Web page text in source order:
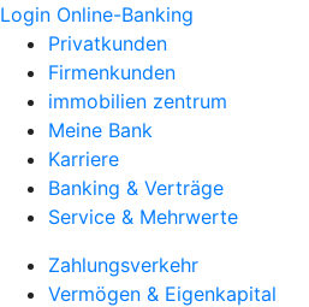
Login Online-Banking
Privatkunden
Firmenkunden
immobilien zentrum
Meine Bank
Karriere
Banking & Verträge
Service & Mehrwerte
Zahlungsverkehr
Vermögen & Eigenkapital